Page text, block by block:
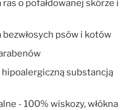
o pofałdowanej skórze i
psów i kotów
substancją
- 100% wiskozy, włókna